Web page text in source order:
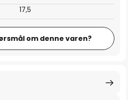
17,5
om denne varen?